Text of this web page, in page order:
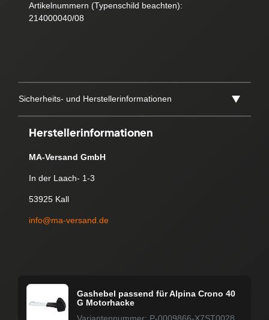
Artikelnummern (Typenschild beachten):
214000040/08
Sicherheits- und Herstellerinformationen
Herstellerinformationen
MA-Versand GmbH
In der Laach- 1-3
53925 Kall
info@ma-versand.de
Gashebel passend für Alpina Crono 40
G Motorhacke